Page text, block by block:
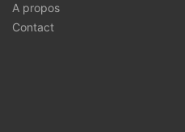
A propos
Contact